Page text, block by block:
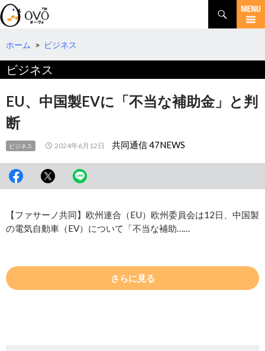
検
索
コ
テ
へ
移
動
ホーム > ビジネス
ビジネス
EU、中国製EVに「不当な補助金」と判
断
ビジネス 2024年6月12日 共同通信 47NEWS
【ファサーノ共同】欧州連合（EU）欧州委員会は12日、中国製
の電気自動車（EV）について「不当な補助……
さらに見る